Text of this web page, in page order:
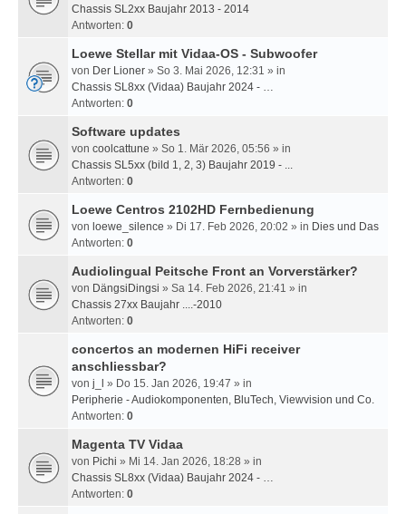
Chassis SL2xx Baujahr 2013 - 2014
Antworten: 0
Loewe Stellar mit Vidaa-OS - Subwoofer
von Der Lioner » So 3. Mai 2026, 12:31 » in
Chassis SL8xx (Vidaa) Baujahr 2024 - …
Antworten: 0
Software updates
von coolcattune » So 1. Mär 2026, 05:56 » in
Chassis SL5xx (bild 1, 2, 3) Baujahr 2019 - ...
Antworten: 0
Loewe Centros 2102HD Fernbedienung
von loewe_silence » Di 17. Feb 2026, 20:02 » in Dies und Das
Antworten: 0
Audiolingual Peitsche Front an Vorverstärker?
von DängsiDingsi » Sa 14. Feb 2026, 21:41 » in
Chassis 27xx Baujahr ....-2010
Antworten: 0
concertos an modernen HiFi receiver
anschliessbar?
von j_l
» Do 15. Jan 2026, 19:47 » in
Peripherie - Audiokomponenten, BluTech, Viewvision und Co.
Antworten: 0
Magenta TV Vidaa
von Pichi » Mi 14. Jan 2026, 18:28 » in
Chassis SL8xx (Vidaa) Baujahr 2024 - …
Antworten: 0